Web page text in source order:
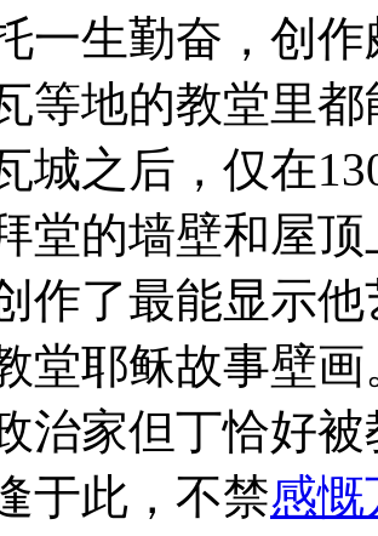
一生勤奋，创
等地的教堂里
城之后，仅在
堂的墙壁和屋
作了最能显示
堂耶稣故事壁
治家但丁恰好
于此，不禁感慨